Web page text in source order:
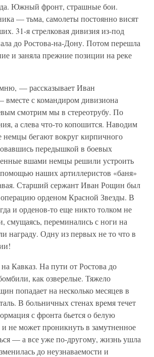
Южный фронт, страшные бои.
— тьма, самолеты постоянно висят
31-я стрелковая дивизия из-под
до Ростова-на-Дону. Потом перешла
и заняла прежние позиции на реке
— рассказывает Иван
с командиром дивизиона
смотрим мы в стереотрубу. По
а слева что-то копошится. Наводим
немцы бегают вокруг кирпичного
передышкой в боевых
вшами немцы решили устроить
наших артиллеристов «баня»
Старший сержант Иван Рощин был
операцию орденом Красной Звезды. В
и орденов-то еще никто толком не
смущаясь, переминались с ноги на
награду. Одну из первых не то что в
Кавказ. На пути от Ростова до
как озверелые. Тяжело
попадает на несколько месяцев в
В больничных стенах время течет
с фронта бьется о белую
не может проникнуть в замутненное
— а все уже по-другому, жизнь ушла
до неузнаваемости и